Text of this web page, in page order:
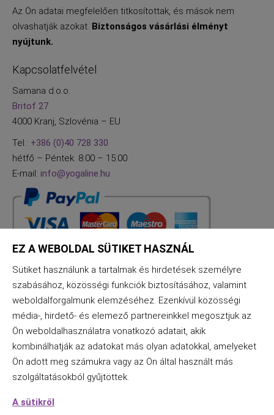
Az Ön adatai megfelelően titkosítottak, és mások nem
olvashatják azokat. Biztonságos vásárlási élményt
nyújtunk.
Kapcsolatfelvétel
Samana d.o.o.
Britof 27
4000 Kranj, Szlovénia – EU
Tel.: +386 (0)40 728 330
hétfő – Péntek. 8:00 – 15:00
E-mail: info@yogaline.hu
Vissza a tetejére
EZ A WEBOLDAL SÜTIKET HASZNÁL
Sütiket használunk a tartalmak és hirdetések személyre
szabásához, közösségi funkciók biztosításához, valamint
weboldalforgalmunk elemzéséhez. Ezenkívül közösségi
média-, hirdető- és elemező partnereinkkel megosztjuk az
Ön weboldalhasználatra vonatkozó adatait, akik
kombinálhatják az adatokat más olyan adatokkal, amelyeket
Ön adott meg számukra vagy az Ön által használt más
szolgáltatásokból gyűjtöttek.
A sütikről